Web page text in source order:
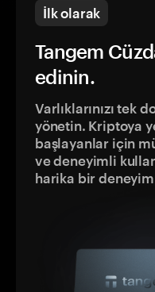
İlk olarak
Tangem
edinin.
Varlıklarınızı tek
yönetin. Kriptoya
başlayanlar için
ve deneyimli
harika bir deneyim